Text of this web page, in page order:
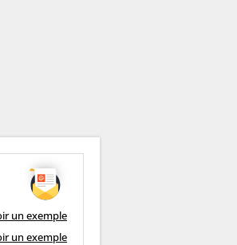
un exemple
un exemple